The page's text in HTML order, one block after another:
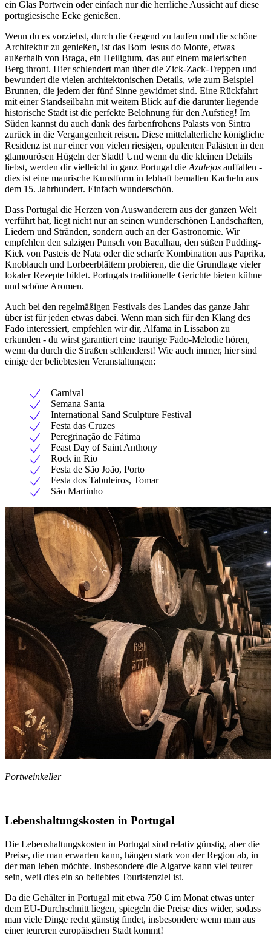
ein Glas Portwein oder einfach nur die herrliche Aussicht auf diese
portugiesische Ecke genießen.
Wenn du es vorziehst, durch die Gegend zu laufen und die schöne
Architektur zu genießen, ist das Bom Jesus do Monte, etwas
außerhalb von Braga, ein Heiligtum, das auf einem malerischen
Berg thront. Hier schlendert man über die Zick-Zack-Treppen und
bewundert die vielen architektonischen Details, wie zum Beispiel
Brunnen, die jedem der fünf Sinne gewidmet sind. Eine Rückfahrt
mit einer Standseilbahn mit weitem Blick auf die darunter liegende
historische Stadt ist die perfekte Belohnung für den Aufstieg! Im
Süden kannst du auch dank des farbenfrohens Palasts von Sintra
zurück in die Vergangenheit reisen. Diese mittelalterliche königliche
Residenz ist nur einer von vielen riesigen, opulenten Palästen in den
glamourösen Hügeln der Stadt! Und wenn du die kleinen Details
liebst, werden dir vielleicht in ganz Portugal die Azulejos auffallen -
dies ist eine maurische Kunstform in lebhaft bemalten Kacheln aus
dem 15. Jahrhundert. Einfach wunderschön.
Dass Portugal die Herzen von Auswanderern aus der ganzen Welt
verführt hat, liegt nicht nur an seinen wunderschönen Landschaften,
Liedern und Stränden, sondern auch an der Gastronomie. Wir
empfehlen den salzigen Punsch von Bacalhau, den süßen Pudding-
Kick von Pasteis de Nata oder die scharfe Kombination aus Paprika,
Knoblauch und Lorbeerblättern probieren, die die Grundlage vieler
lokaler Rezepte bildet. Portugals traditionelle Gerichte bieten kühne
und schöne Aromen.
Auch bei den regelmäßigen Festivals des Landes das ganze Jahr
über ist für jeden etwas dabei. Wenn man sich für den Klang des
Fado interessiert, empfehlen wir dir, Alfama in Lissabon zu
erkunden - du wirst garantiert eine traurige Fado-Melodie hören,
wenn du durch die Straßen schlenderst! Wie auch immer, hier sind
einige der beliebtesten Veranstaltungen:
Carnival
Semana Santa
International Sand Sculpture Festival
Festa das Cruzes
Peregrinação de Fátima
Feast Day of Saint Anthony
Rock in Rio
Festa de São João, Porto
Festa dos Tabuleiros, Tomar
São Martinho
Portweinkeller
Lebenshaltungskosten in Portugal
Die Lebenshaltungskosten in Portugal sind relativ günstig, aber die
Preise, die man erwarten kann, hängen stark von der Region ab, in
der man leben möchte. Insbesondere die Algarve kann viel teurer
sein, weil dies ein so beliebtes Touristenziel ist.
Da die Gehälter in Portugal mit etwa 750 € im Monat etwas unter
dem EU-Durchschnitt liegen, spiegeln die Preise dies wider, sodass
man viele Dinge recht günstig findet, insbesondere wenn man aus
einer teureren europäischen Stadt kommt!